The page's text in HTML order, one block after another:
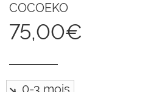
COCOEKO
75,00€